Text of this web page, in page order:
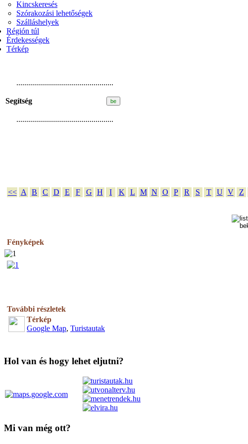
Kincskeresés
Szórakozási lehetőségek
Szálláshelyek
Régión túl
Érdekességek
Térkép
.................................................
Segítség
.................................................
<< A B C D E F G H I K L M N O P R S T U V Z
Fényképek
További részletek
Térkép
Google Map, Turistautak
Hol van és hogy lehet eljutni?
Mi van még ott?